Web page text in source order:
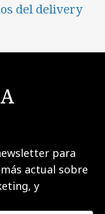
del delivery
para
actual sobre
y